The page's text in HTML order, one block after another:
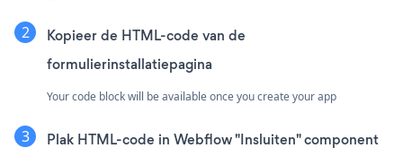
Kopieer de HTML-code van de
formulierinstallatiepagina
Your code block will be available once you create your app
Plak HTML-code in Webflow "Insluiten" component